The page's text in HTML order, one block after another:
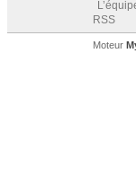
RSS
Moteur